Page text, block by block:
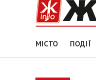
МІСТО ПОДІЇ